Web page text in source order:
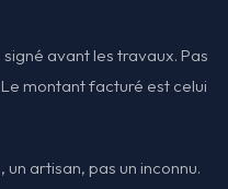
signé avant les travaux. Pas
montant facturé est celui
un artisan, pas un inconnu.